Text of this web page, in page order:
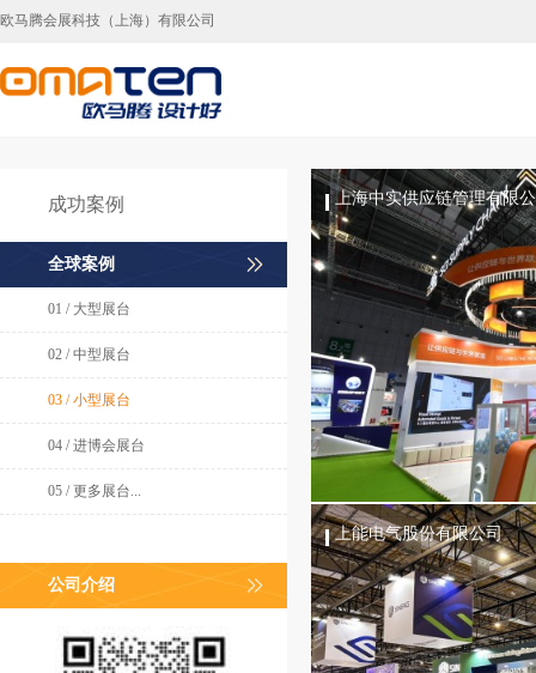
欧马腾会展科技（上海）有限公司
成功案例
全球案例
01 / 大型展台
02 / 中型展台
03 / 小型展台
04 / 进博会展台
05 / 更多展台...
公司介绍
上海中实供应链管理有限
上能电气股份有限公司